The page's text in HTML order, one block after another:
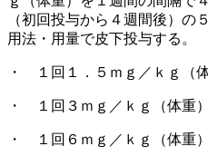
（初回投与から４週間後）の
用法・用量で皮下投与する。
・ １回１．５ｍｇ／ｋｇ（
・ １回３ｍｇ／ｋｇ（体重
・ １回６ｍｇ／ｋｇ（体重